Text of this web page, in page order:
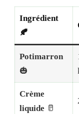
Ingrédient
🍂
Potimarron
🎃
Crème
liquide 🥛